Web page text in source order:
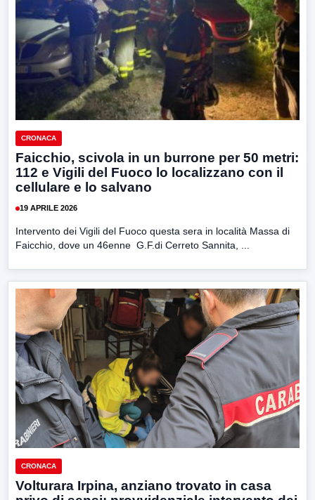
CRONACA
Faicchio, scivola in un burrone per 50 metri:
112 e Vigili del Fuoco lo localizzano con il
cellulare e lo salvano
19 APRILE 2026
Intervento dei Vigili del Fuoco questa sera in località Massa di
Faicchio, dove un 46enne G.F.di Cerreto Sannita, ...
CRONACA
Volturara Irpina, anziano trovato in casa